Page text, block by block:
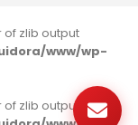
of zlib output
www/wp-
zlib output